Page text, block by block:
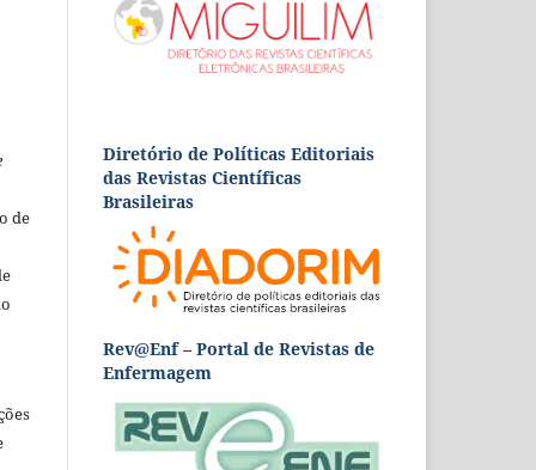
de
Diretório de Políticas Editoriais
das Revistas Científicas
Brasileiras
Rev@Enf – Portal de Revistas de
Enfermagem